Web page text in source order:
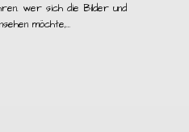
wer sich die Bilder und
möchte,…